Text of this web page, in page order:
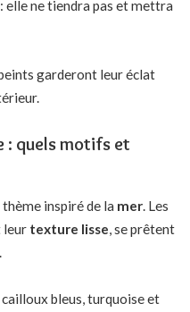
elle ne tiendra pas et mettra
garderont leur éclat
: quels motifs et
thème inspiré de la mer. Les
leur texture lisse, se prêtent
bleus, turquoise et